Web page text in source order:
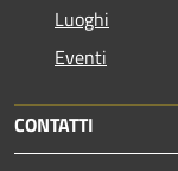
Luoghi
Eventi
CONTATTI